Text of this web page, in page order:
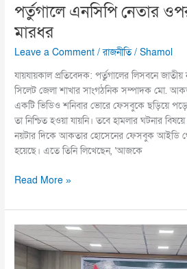
পর্তুগালে এনসিপি নেতার
মারধর
Leave a Comment /রাজনীতি/Shamol
যায়যায়কাল প্রতিবেদক: পর্তুগালের লিসবনে জাতীয়
সিলেট জেলা শাখার সাংগঠনিক সম্পাদক মো.
একটি ভিডিও শনিবার ভোরে ফেসবুকে ছড়িয়ে
তা নিশ্চিত হওয়া যায়নি। তবে হামলার ঘটনার
নয়টার দিকে আকতার হোসেনের ফেসবুক আইডি
হয়েছে। এতে তিনি লিখেছেন, ‘আজকে
Read More »
সত্য
ও
সাহসের